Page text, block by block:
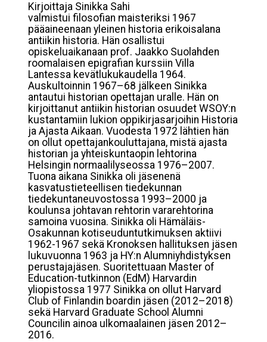
Kirjoittaja Sinikka Sahi
valmistui filosofian maisteriksi 1967
pääaineenaan yleinen historia erikoisalana
antiikin historia. Hän osallistui
opiskeluaikanaan prof. Jaakko Suolahden
roomalaisen epigrafian kurssiin Villa
Lantessa kevätlukukaudella 1964.
Auskultoinnin 1967–68 jälkeen Sinikka
antautui historian opettajan uralle. Hän on
kirjoittanut antiikin historian osuudet WSOY:n
kustantamiin lukion oppikirjasarjoihin Historia
ja Ajasta Aikaan. Vuodesta 1972 lähtien hän
on ollut opettajankouluttajana, mistä ajasta
historian ja yhteiskuntaopin lehtorina
Helsingin normaalilyseossa 1976–2007.
Tuona aikana Sinikka oli jäsenenä
kasvatustieteellisen tiedekunnan
tiedekuntaneuvostossa 1993–2000 ja
koulunsa johtavan rehtorin vararehtorina
samoina vuosina. Sinikka oli Hämäläis-
Osakunnan kotiseuduntutkimuksen aktiivi
1962-1967 sekä Kronoksen hallituksen jäsen
lukuvuonna 1963 ja HY:n Alumniyhdistyksen
perustajajäsen. Suoritettuaan Master of
Education-tutkinnon (EdM) Harvardin
yliopistossa 1977 Sinikka on ollut Harvard
Club of Finlandin boardin jäsen (2012–2018)
sekä Harvard Graduate School Alumni
Councilin ainoa ulkomaalainen jäsen 2012–
2016.